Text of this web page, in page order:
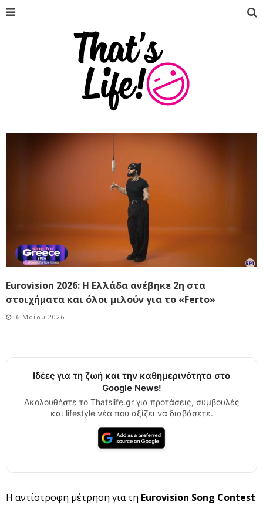
Eurovision 2026: Η Ελλάδα ανέβηκε 2η στα
στοιχήματα και όλοι μιλούν για το «Ferto»
6 Μαΐου 2026
Ιδέες για τη ζωή και την καθημερινότητα στο
Google News!
Ακολουθήστε το Thatslife.gr για προτάσεις, συμβουλές
και lifestyle νέα που αξίζει να διαβάσετε.
Η αντίστροφη μέτρηση για τη Eurovision Song Contest